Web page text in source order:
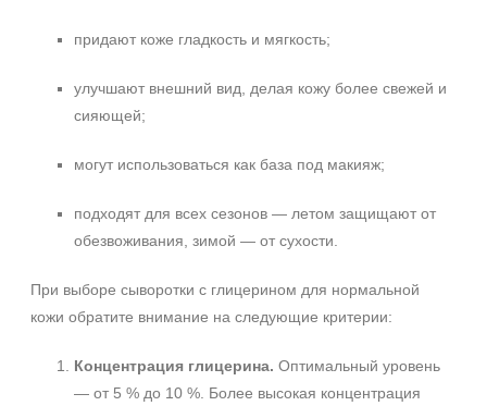
SPF 25
придают коже гладкость и мягкость;
улучшают внешний вид, делая кожу более свежей и
сияющей;
могут использоваться как база под макияж;
подходят для всех сезонов — летом защищают от
обезвоживания, зимой — от сухости.
При выборе сыворотки с глицерином для нормальной
кожи обратите внимание на следующие критерии:
Концентрация глицерина. Оптимальный уровень
— от 5 % до 10 %. Более высокая концентрация